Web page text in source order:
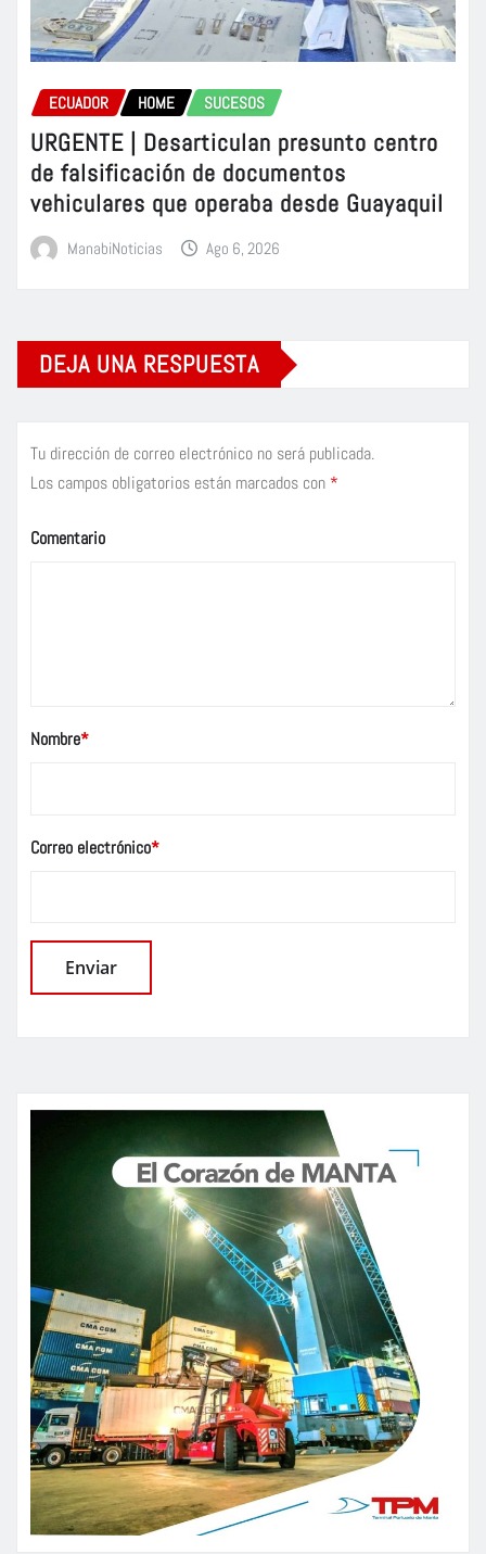
ECUADOR HOME SUCESOS
URGENTE | Desarticulan presunto centro
de falsificación de documentos
vehiculares que operaba desde Guayaquil
ManabiNoticias Ago 6, 2026
DEJA UNA RESPUESTA
Tu dirección de correo electrónico no será publicada.
Los campos obligatorios están marcados con *
Comentario
Nombre*
Correo electrónico*